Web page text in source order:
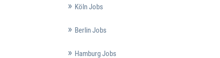
Köln Jobs
Berlin Jobs
Hamburg Jobs